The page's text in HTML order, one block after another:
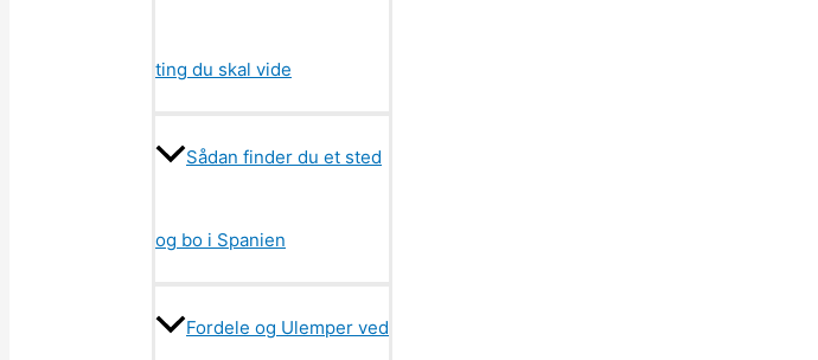
ting du skal vide
Sådan finder du et sted
og bo i Spanien
Fordele og Ulemper ved